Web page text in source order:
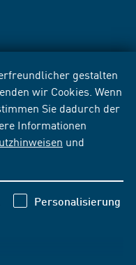
gestalten
wir Cookies. Wenn
Sie dadurch der
Informationen
und
Personalisierung